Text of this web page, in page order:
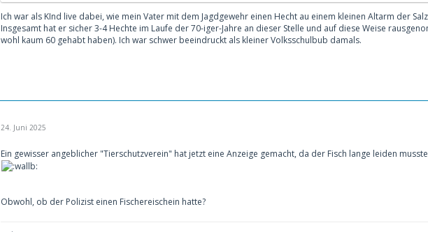
Ich war als KInd live dabei, wie mein Vater mit dem Jagdgewehr einen Hecht au einem kleinen Altarm der
Insgesamt hat er sicher 3-4 Hechte im Laufe der 70-iger-Jahre an dieser Stelle und auf diese Weise
wohl kaum 60 gehabt haben). Ich war schwer beeindruckt als kleiner Volksschulbub damals.
24. Juni 2025
Ein gewisser angeblicher "Tierschutzverein" hat jetzt eine Anzeige gemacht, da der Fisch lange leiden
Obwohl, ob der Polizist einen Fischereischein hatte?